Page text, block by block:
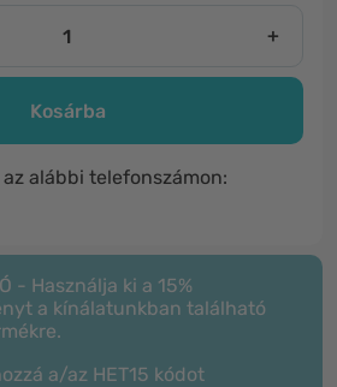
+
Kosárba
alábbi telefonszámon:
- Használja ki a 15%
a kínálatunkban található
a/az HET15 kódot